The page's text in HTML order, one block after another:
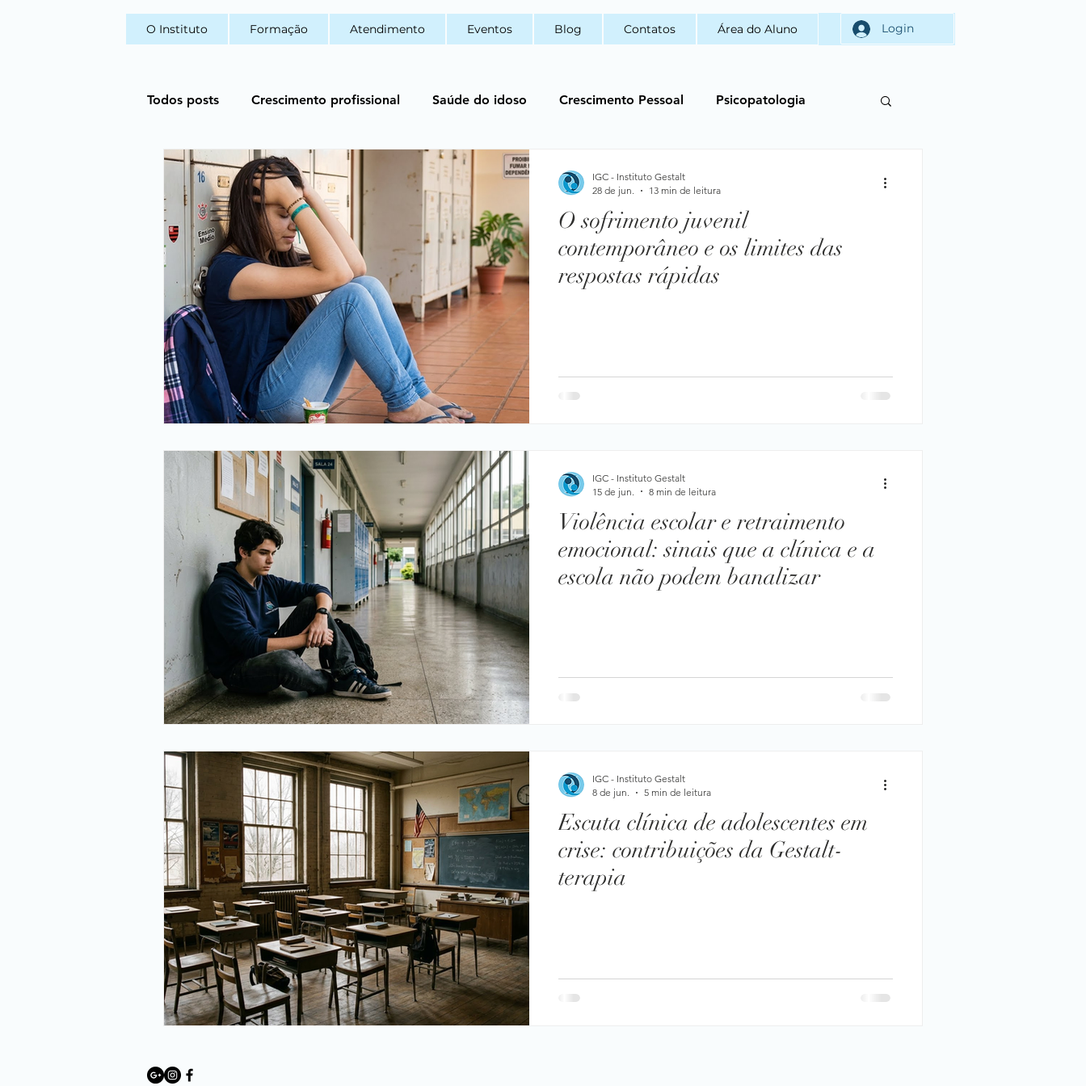
O Instituto Formação Atendimento Eventos Blog Contatos Área do Aluno Login
Todos posts Crescimento profissional Saúde do idoso Crescimento Pessoal Psicopatologia
Sexualidade Formação GT Psicopatologia Fenomenológica
Psicologia Clínica Contemporânea Arteterapia
O sofrimento juvenil
contemporâneo e os limites das
respostas rápidas
IGC - Instituto Gestalt
28 de jun.
13 min de leitura
Violência escolar e retraimento
emocional: sinais que a clínica e a
escola não podem banalizar
IGC - Instituto Gestalt
15 de jun.
8 min de leitura
Escuta clínica de adolescentes em
crise: contribuições da Gestalt-
terapia
IGC - Instituto Gestalt
8 de jun.
5 min de leitura